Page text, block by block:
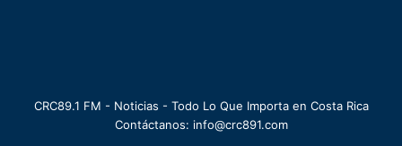
CRC89.1 FM - Noticias - Todo Lo Que Importa en Costa Rica
Contáctanos: info@crc891.com